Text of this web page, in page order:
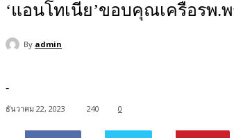
‘แอนโทเนีย’ขอบคุณเครือรพ.
By admin
-
ธันวาคม 22, 2023 240 0